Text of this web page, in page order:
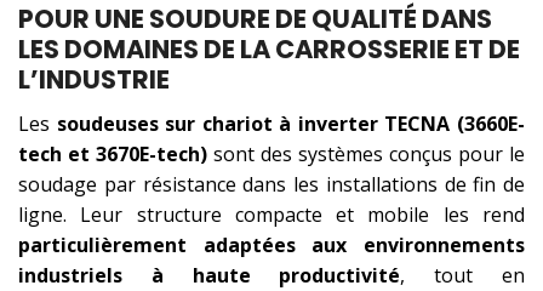
POUR UNE SOUDURE DE QUALITÉ DANS
LES DOMAINES DE LA CARROSSERIE ET DE
L’INDUSTRIE
Les soudeuses sur chariot à inverter TECNA (3660E-
tech et 3670E-tech) sont des systèmes conçus pour le
soudage par résistance dans les installations de fin de
ligne. Leur structure compacte et mobile les rend
particulièrement adaptées aux environnements
industriels à haute productivité, tout en